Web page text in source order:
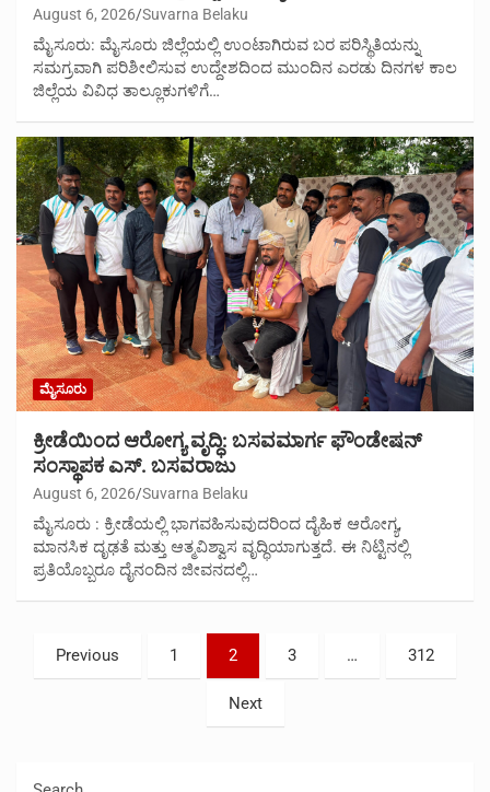
August 6, 2026 Suvarna Belaku
ಮೈಸೂರು: ಮೈಸೂರು ಜಿಲ್ಲೆಯಲ್ಲಿ ಉಂಟಾಗಿರುವ ಬರ ಪರಿಸ್ಥಿತಿಯನ್ನು
ಸಮಗ್ರವಾಗಿ ಪರಿಶೀಲಿಸುವ ಉದ್ದೇಶದಿಂದ ಮುಂದಿನ ಎರಡು ದಿನಗಳ ಕಾಲ
ಜಿಲ್ಲೆಯ ವಿವಿಧ ತಾಲ್ಲೂಕುಗಳಿಗೆ…
ಮೈಸೂರು
ಕ್ರೀಡೆಯಿಂದ ಆರೋಗ್ಯ ವೃದ್ಧಿ: ಬಸವಮಾರ್ಗ ಫೌಂಡೇಷನ್
ಸಂಸ್ಥಾಪಕ ಎಸ್. ಬಸವರಾಜು
August 6, 2026 Suvarna Belaku
ಮೈಸೂರು : ಕ್ರೀಡೆಯಲ್ಲಿ ಭಾಗವಹಿಸುವುದರಿಂದ ದೈಹಿಕ ಆರೋಗ್ಯ,
ಮಾನಸಿಕ ದೃಢತೆ ಮತ್ತು ಆತ್ಮವಿಶ್ವಾಸ ವೃದ್ಧಿಯಾಗುತ್ತದೆ. ಈ ನಿಟ್ಟಿನಲ್ಲಿ
ಪ್ರತಿಯೊಬ್ಬರೂ ದೈನಂದಿನ ಜೀವನದಲ್ಲಿ…
Posts
pagination
Previous 1 2 3 … 312
Next